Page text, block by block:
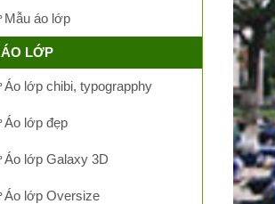
Mẫu áo lớp
ÁO LỚP
Áo lớp chibi, typograpphy
Áo lớp đẹp
Áo lớp Galaxy 3D
Áo lớp Oversize